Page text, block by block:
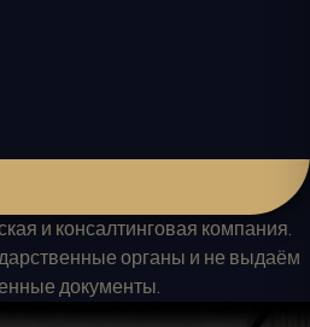
и консалтинговая компания.
органы и не выдаём
документы.